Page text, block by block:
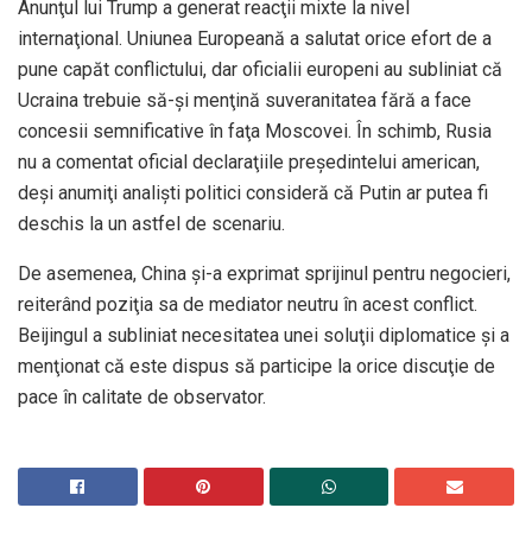
Anunţul lui Trump a generat reacţii mixte la nivel
internaţional. Uniunea Europeană a salutat orice efort de a
pune capăt conflictului, dar oficialii europeni au subliniat că
Ucraina trebuie să-şi menţină suveranitatea fără a face
concesii semnificative în faţa Moscovei. În schimb, Rusia
nu a comentat oficial declaraţiile preşedintelui american,
deşi anumiţi analişti politici consideră că Putin ar putea fi
deschis la un astfel de scenariu.
De asemenea, China şi-a exprimat sprijinul pentru negocieri,
reiterând poziţia sa de mediator neutru în acest conflict.
Beijingul a subliniat necesitatea unei soluţii diplomatice şi a
menţionat că este dispus să participe la orice discuţie de
pace în calitate de observator.